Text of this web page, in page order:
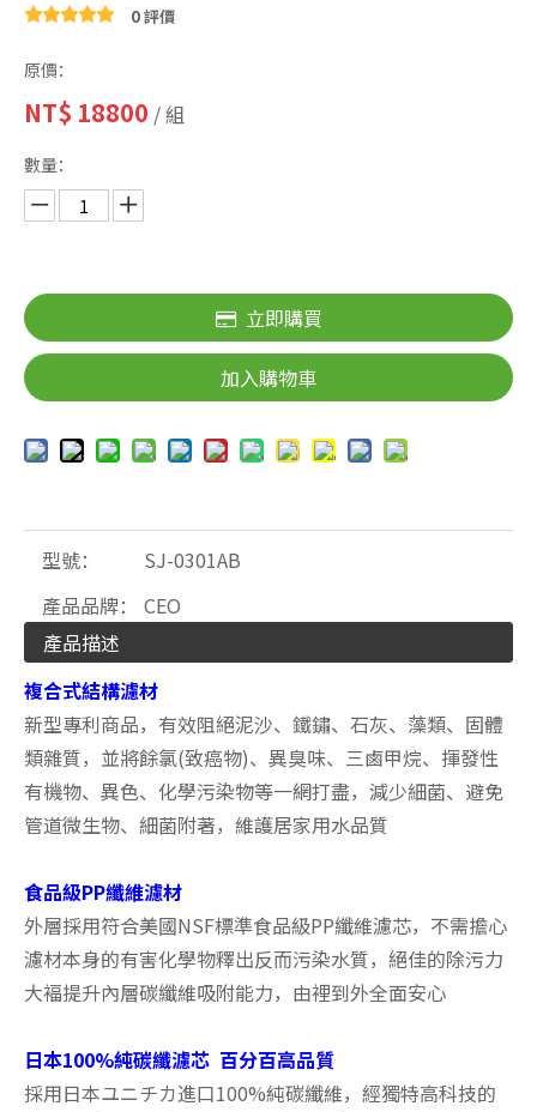
0 評價
原價：
NT$ 18800 / 組
數量：
立即購買
加入購物車
型號：
SJ-0301AB
產品品牌：
CEO
產品描述
複合式結構濾材
新型專利商品，有效阻絕泥沙、鐵鏽、石灰、藻類、固體
類雜質，並將餘氯(致癌物)、異臭味、三鹵甲烷、揮發性
有機物、異色、化學污染物等一網打盡，減少細菌、避免
管道微生物、細菌附著，維護居家用水品質
食品級PP纖維濾材
外層採用符合美國NSF標準食品級PP纖維濾芯，不需擔心
濾材本身的有害化學物釋出反而污染水質，絕佳的除污力
大褔提升內層碳纖維吸附能力，由裡到外全面安心
日本100%純碳纖濾芯 百分百高品質
採用日本ユニチカ進口100%純碳纖維，經獨特高科技的